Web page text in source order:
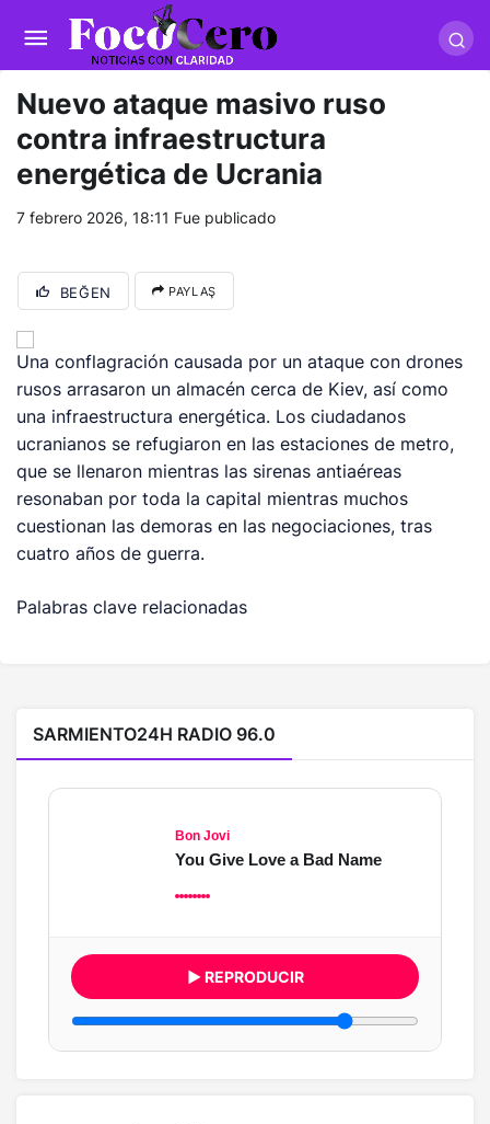
trwin giriş
masterbetting-palacebet1.com-
tlcasino giriş-betandyou-vbett34.com betovis34.net-
skyloftsbet
Nuevo ataque masivo ruso
contra infraestructura
energética de Ucrania
7 febrero 2026, 18:11 Fue publicado
BEĞEN PAYLAŞ
Una conflagración causada por un ataque con drones
rusos arrasaron un almacén cerca de Kiev, así como
una infraestructura energética. Los ciudadanos
ucranianos se refugiaron en las estaciones de metro,
que se llenaron mientras las sirenas antiaéreas
resonaban por toda la capital mientras muchos
cuestionan las demoras en las negociaciones, tras
cuatro años de guerra.
Palabras clave relacionadas
SARMIENTO24H RADIO 96.0
Bon Jovi
You Give Love a Bad Name
▶ REPRODUCIR